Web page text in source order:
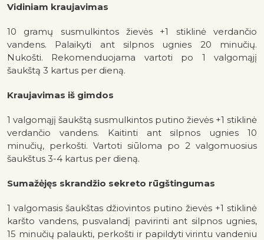
Vidiniam kraujavimas
10 gramų susmulkintos žievės +1 stiklinė verdančio
vandens. Palaikyti ant silpnos ugnies 20 minučių.
Nukošti. Rekomenduojama vartoti po 1 valgomąjį
šaukštą 3 kartus per dieną.
Kraujavimas iš gimdos
1 valgomąjį šaukštą susmulkintos putino žievės +1 stiklinė
verdančio vandens. Kaitinti ant silpnos ugnies 10
minučių, perkošti. Vartoti siūloma po 2 valgomuosius
šaukštus 3-4 kartus per dieną.
Sumažėjęs skrandžio sekreto rūgštingumas
1 valgomasis šaukštas džiovintos putino žievės +1 stiklinė
karšto vandens, pusvalandį pavirinti ant silpnos ugnies,
15 minučių palaukti, perkošti ir papildyti virintu vandeniu